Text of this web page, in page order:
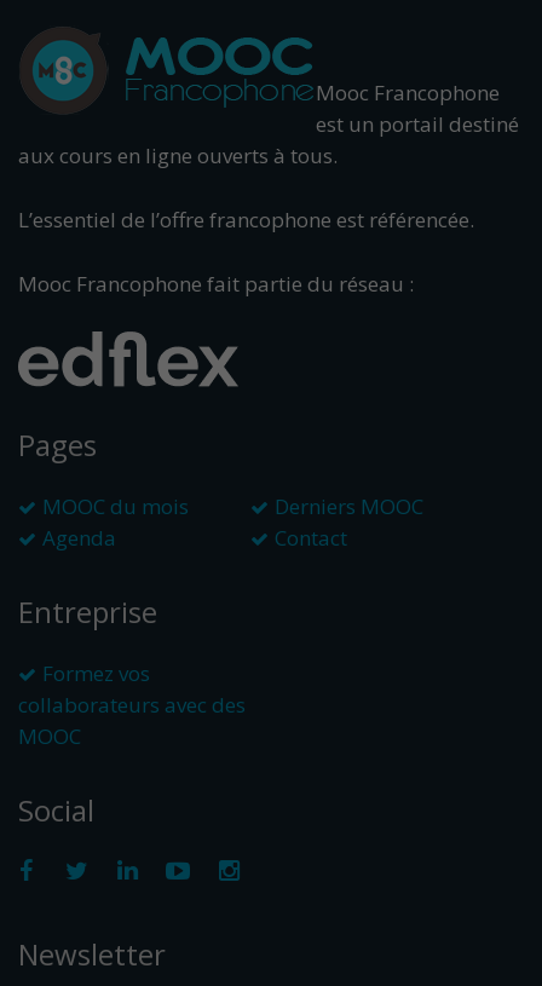
Mooc Francophone
est un portail destiné
aux cours en ligne ouverts à tous.
L’essentiel de l’offre francophone est référencée.
Mooc Francophone fait partie du réseau :
Pages
MOOC du mois
Derniers MOOC
Agenda
Contact
Entreprise
Formez vos
collaborateurs avec des
MOOC
Social
Newsletter